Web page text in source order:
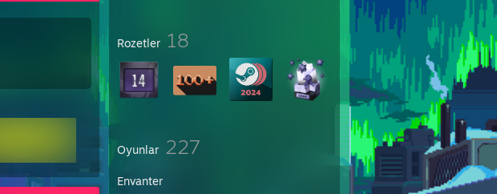
Rozetler 18
Oyunlar 227
Envanter